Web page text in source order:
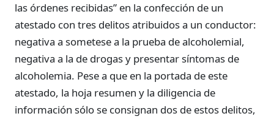
las órdenes recibidas” en la confección de un
atestado con tres delitos atribuidos a un conductor:
negativa a sometese a la prueba de alcoholemial,
negativa a la de drogas y presentar síntomas de
alcoholemia. Pese a que en la portada de este
atestado, la hoja resumen y la diligencia de
información sólo se consignan dos de estos delitos,